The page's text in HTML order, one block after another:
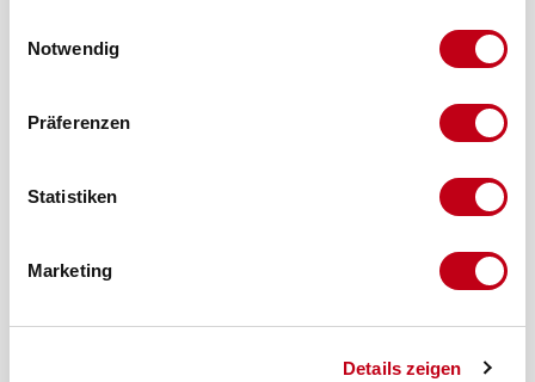
Notwendig
Präferenzen
Statistiken
Marketing
Details zeigen
106044-19